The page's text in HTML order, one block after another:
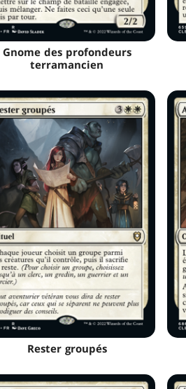
Gnome des profondeurs
terramancien
Rester groupés